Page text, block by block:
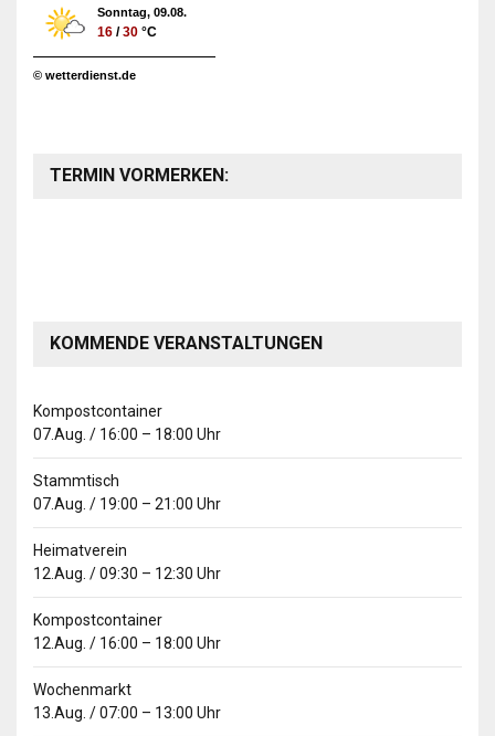
Sonntag, 09.08.
16 /30 °C
© wetterdienst.de
TERMIN VORMERKEN:
KOMMENDE VERANSTALTUNGEN
Kompostcontainer
07.Aug. / 16:00 – 18:00 Uhr
Stammtisch
07.Aug. / 19:00 – 21:00 Uhr
Heimatverein
12.Aug. /09:30 – 12:30 Uhr
Kompostcontainer
12.Aug. / 16:00 – 18:00 Uhr
Wochenmarkt
13.Aug. /07:00 – 13:00 Uhr